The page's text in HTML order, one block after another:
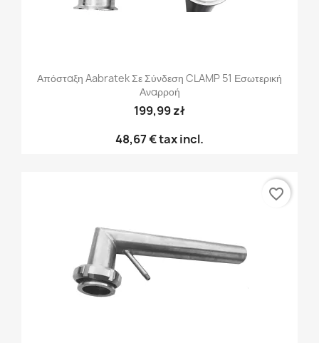
Απόσταξη Aabratek Σε Σύνδεση CLAMP 51 Εσωτερική
Αναρροή
199,99 zł
48,67 €tax incl.
favorite_border